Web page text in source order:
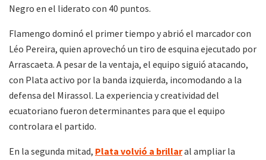
Negro en el liderato con 40 puntos.
Flamengo dominó el primer tiempo y abrió el marcador con
Léo Pereira, quien aprovechó un tiro de esquina ejecutado por
Arrascaeta. A pesar de la ventaja, el equipo siguió atacando,
con Plata activo por la banda izquierda, incomodando a la
defensa del Mirassol. La experiencia y creatividad del
ecuatoriano fueron determinantes para que el equipo
controlara el partido.
En la segunda mitad, Plata volvió a brillaral ampliar la